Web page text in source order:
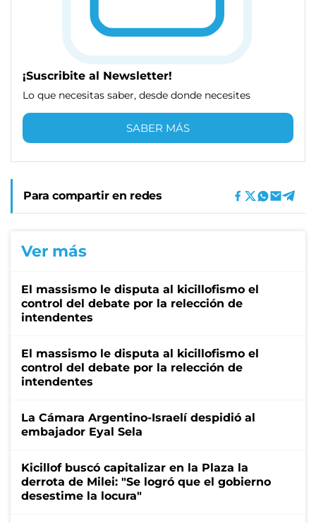
¡Suscribite al Newsletter!
Lo que necesitas saber, desde donde necesites
SABER MÁS
Para compartir en redes
Ver más
El massismo le disputa al kicillofismo el
control del debate por la relección de
intendentes
El massismo le disputa al kicillofismo el
control del debate por la relección de
intendentes
La Cámara Argentino-Israelí despidió al
embajador Eyal Sela
Kicillof buscó capitalizar en la Plaza la
derrota de Milei: "Se logró que el gobierno
desestime la locura"